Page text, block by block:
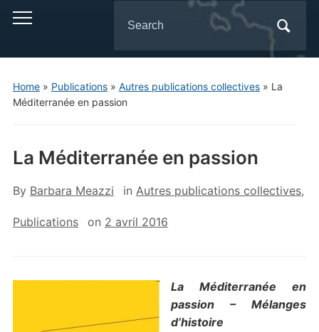
for:
Home» Publications» Autres publications collectives» La
Méditerranée en passion
La Méditerranée en passion
By Barbara Meazzi in Autres publications collectives,
Publications on 2 avril 2016
La Méditerranée en
passion – Mélanges
d’histoire